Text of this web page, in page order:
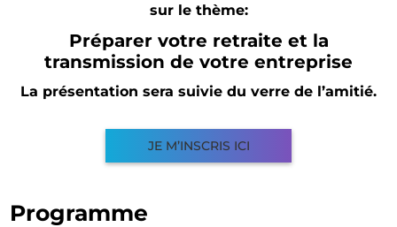
sur le thème:
Préparer votre retraite et la
transmission de votre entreprise
La présentation sera suivie du verre de l’amitié.
JE M’INSCRIS ICI
Programme